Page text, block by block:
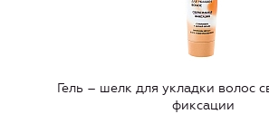
Гель – шелк для укладки волос
фиксации